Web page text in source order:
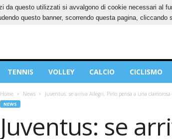
6 AGOSTO 2026 CONTATTI COOKIES
TENNIS VOLLEY CALCIO CICLISMO
Home News Juventus: se arriva Allegri, Pirlo pensa a una clamorosa
NEWS
Juventus: se
da questo utilizzati si avvalgono di cookie necessari al
questo banner, scorrendo questa pagina,